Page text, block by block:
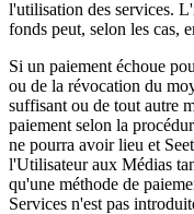
l'utilisation des services.
fonds peut, selon les cas,
Si un paiement échoue
ou de la révocation du
suffisant ou de tout autre
paiement selon la
ne pourra avoir lieu et
l'Utilisateur aux Médias
qu'une méthode de
Services n'est pas